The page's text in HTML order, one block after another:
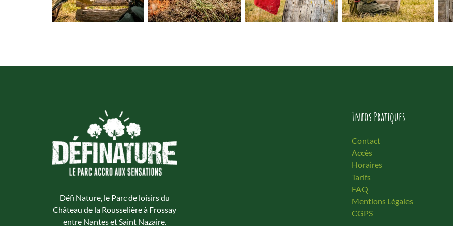
Défi Nature, le Parc de loisirs du
Château de la Rousselière à Frossay
entre Nantes et Saint Nazaire.
Infos Pratiques
Contact
Accès
Horaires
Tarifs
FAQ
Mentions Légales
CGPS